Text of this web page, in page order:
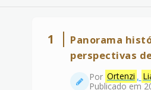
1
Panorama
perspectivas
Por Ortenzi ,
Publicado em